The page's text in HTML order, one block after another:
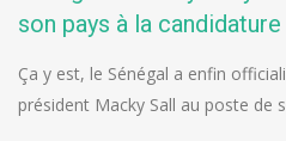
son pays à la
Ça y est, le Sénégal a enfin
président Macky Sall au poste de